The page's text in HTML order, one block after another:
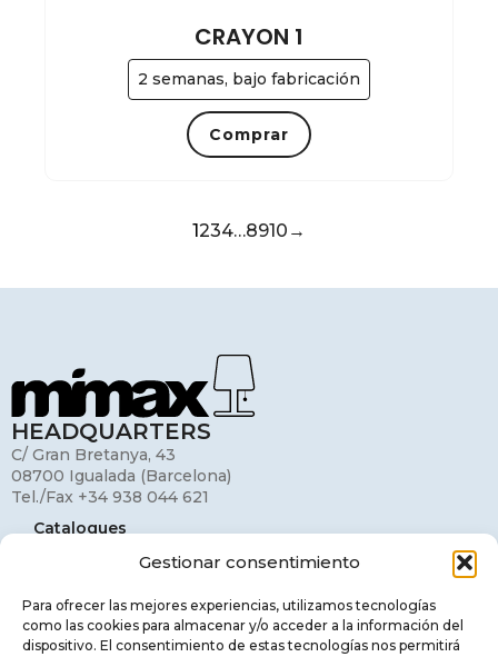
Gestionar consentimiento
Para ofrecer las mejores experiencias, utilizamos tecnologías
como las cookies para almacenar y/o acceder a la información del
dispositivo. El consentimiento de estas tecnologías nos permitirá
2 semanas, bajo fabricación
CRAYON 1
Comprar
1234…8910 →
HEADQUARTERS
C/ Gran Bretanya, 43
08700 Igualada (Barcelona)
Tel./Fax +34 938 044 621
Catalogues
Contact
Legal Notice